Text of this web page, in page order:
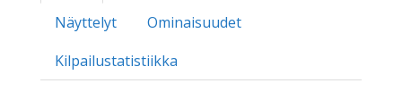
Näyttelyt
Ominaisuudet
Kilpailustatistiikka